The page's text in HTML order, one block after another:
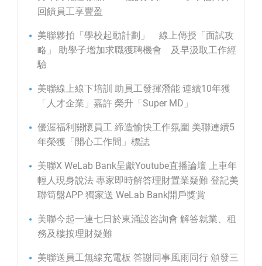
回饋員工享豐盈
美聯夥拍「學校起動計劃」 線上傳授「面試攻
略」 助學子增加求職獲聘機會 及早汲取工作經
驗
美聯線上線下培訓 助員工發揮潛能 連續10年獲
「人才企業」嘉許 榮升「Super MD」
優渥福利關懷員工 締造愉快工作氛圍 美聯連續5
年榮獲「開心工作間」標誌
美聯X WeLab Bank呈獻Youtube直播論壇 上車年
輕人現身說法 專家即時解答理財置業疑難 登記美
聯筍盤APP 獨家送 WeLab Bank開戶獎賞
美聯今起一連七日於東涌設咨詢會 解答就業、租
務及樓按理財疑難
美聯送員工無線充電板 答謝同事風雨同行 頒發三